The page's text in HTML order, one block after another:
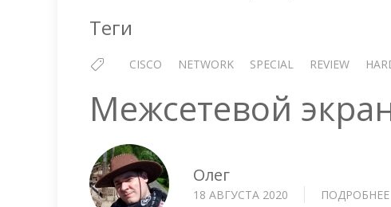
Теги
CISCO NETWORK SPECIAL REVIEW
Межсетевой
Олег
18 АВГУСТА 2020 ПОДРОБНЕЕ